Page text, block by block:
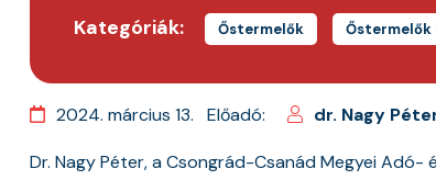
Kategóriák: Őstermelők Őstermelők
2024. március 13. Előadó: dr. Nagy
Dr. Nagy Péter, a Csongrád-Csanád Megyei